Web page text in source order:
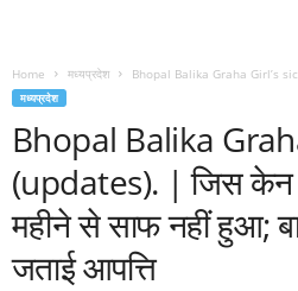
Home मध्यप्रदेश Bhopal Balika Graha Girl’s
मध्यप्रदेश
Bhopal Balika
(updates). | जिस केन से
महीने से साफ नहीं हुआ;
जताई आपत्ति